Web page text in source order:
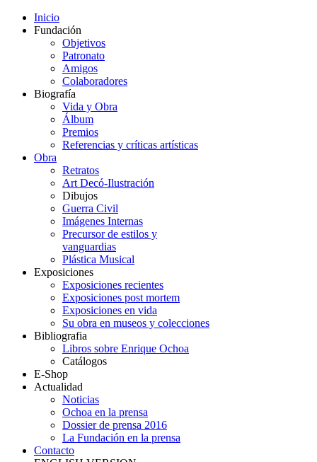
Inicio
Fundación
Objetivos
Patronato
Amigos
Colaboradores
Biografía
Vida y Obra
Álbum
Premios
Referencias y críticas artísticas
Obra
Retratos
Art Decó-Ilustración
Dibujos
Guerra Civil
Imágenes Internas
Precursor de estilos y
vanguardias
Plástica Musical
Exposiciones
Exposiciones recientes
Exposiciones post mortem
Exposiciones en vida
Su obra en museos y colecciones
Bibliografia
Libros sobre Enrique Ochoa
Catálogos
E-Shop
Actualidad
Noticias
Ochoa en la prensa
Dossier de prensa 2016
La Fundación en la prensa
Contacto